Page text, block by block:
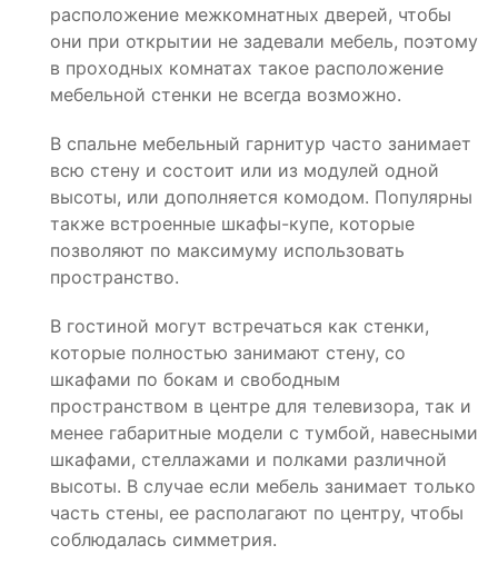
расположение межкомнатных дверей, чтобы
они при открытии не задевали мебель, поэтому
в проходных комнатах такое расположение
мебельной стенки не всегда возможно.
В спальне мебельный гарнитур часто занимает
всю стену и состоит или из модулей одной
высоты, или дополняется комодом. Популярны
также встроенные шкафы-купе, которые
позволяют по максимуму использовать
пространство.
В гостиной могут встречаться как стенки,
которые полностью занимают стену, со
шкафами по бокам и свободным
пространством в центре для телевизора, так и
менее габаритные модели с тумбой, навесными
шкафами, стеллажами и полками различной
высоты. В случае если мебель занимает только
часть стены, ее располагают по центру, чтобы
соблюдалась симметрия.